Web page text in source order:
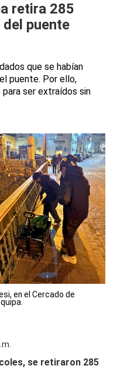
retira 285
del puente
que se habían
puente. Por ello,
ser extraídos sin
en el Cercado de
se retiraron 285